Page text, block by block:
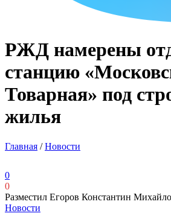
РЖД намерены
станцию
Товарная» под
жилья
Главная /Новости
0
0
Разместил Егоров Константин
Новости